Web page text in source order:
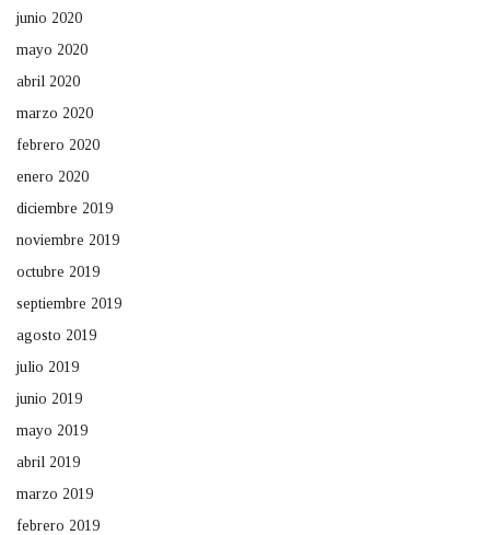
junio 2020
mayo 2020
abril 2020
marzo 2020
febrero 2020
enero 2020
diciembre 2019
noviembre 2019
octubre 2019
septiembre 2019
agosto 2019
julio 2019
junio 2019
mayo 2019
abril 2019
marzo 2019
febrero 2019